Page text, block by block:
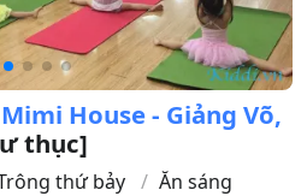
House - Giảng Võ,
thục]
thứ bảy
Ăn sáng